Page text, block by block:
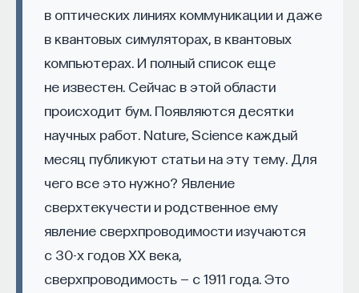
в оптических линиях коммуникации и даже
в квантовых симуляторах, в квантовых
компьютерах. И полный список еще
не известен. Сейчас в этой области
происходит бум. Появляются десятки
научных работ. Nature, Science каждый
месяц публикуют статьи на эту тему. Для
чего все это нужно? Явление
сверхтекучести и родственное ему
явление сверхпроводимости изучаются
с 30-х годов XX века,
сверхпроводимость — с 1911 года. Это
не произошло — «Эврика» на многие годы
оказалась забытой и на развитие науки она
уж точно никакого влияния не оказала. По словам
Эдварда Харрисона, «ее наука была слишком
метафизической, а ее метафизика — слишком
научной».
Среди немногочисленных читателей «Эврики»,
высоко оценивших ее содержание, были
в основном поэты — например, Шарль Бодлер
(автор французского перевода), Поль Валери,
Константин Бальмонт, переведший поэму
на русский язык. Дочь знаменитого французского